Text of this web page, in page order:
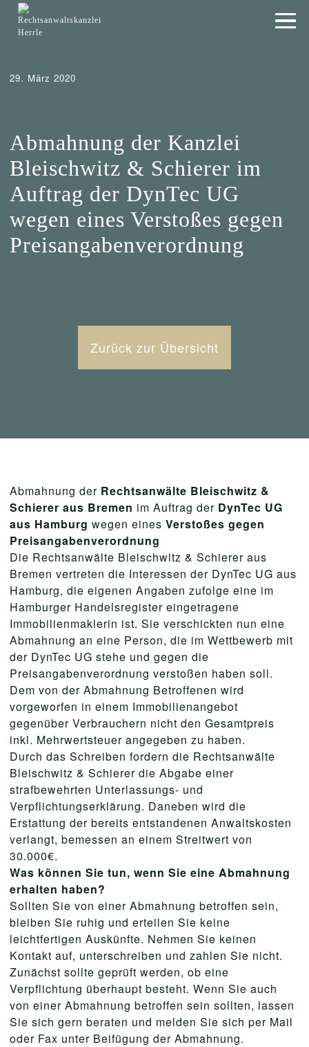
29. März 2020
Abmahnung der Kanzlei
Bleischwitz & Schierer im
Auftrag der DynTec UG
wegen eines Verstoßes gegen
Preisangabenverordnung
Zurück zur Übersicht
Abmahnung der Rechtsanwälte Bleischwitz &
Schierer aus Bremen im Auftrag der DynTec UG
aus Hamburg wegen eines Verstoßes gegen
Preisangabenverordnung
Die Rechtsanwälte Bleischwitz & Schierer aus
Bremen vertreten die Interessen der DynTec UG aus
Hamburg, die eigenen Angaben zufolge eine im
Hamburger Handelsregister eingetragene
Immobilienmaklerin ist. Sie verschickten nun eine
Abmahnung an eine Person, die im Wettbewerb mit
der DynTec UG stehe und gegen die
Preisangabenverordnung verstoßen haben soll.
Dem von der Abmahnung Betroffenen wird
vorgeworfen in einem Immobilienangebot
gegenüber Verbrauchern nicht den Gesamtpreis
inkl. Mehrwertsteuer angegeben zu haben.
Durch das Schreiben fordern die Rechtsanwälte
Bleischwitz & Schierer die Abgabe einer
strafbewehrten Unterlassungs- und
Verpflichtungserklärung. Daneben wird die
Erstattung der bereits entstandenen Anwaltskosten
verlangt, bemessen an einem Streitwert von
30.000€.
Was können Sie tun, wenn Sie eine Abmahnung
erhalten haben?
Sollten Sie von einer Abmahnung betroffen sein,
bleiben Sie ruhig und erteilen Sie keine
leichtfertigen Auskünfte. Nehmen Sie keinen
Kontakt auf, unterschreiben und zahlen Sie nicht.
Zunächst sollte geprüft werden, ob eine
Verpflichtung überhaupt besteht. Wenn Sie auch
von einer Abmahnung betroffen sein sollten, lassen
Sie sich gern beraten und melden Sie sich per Mail
oder Fax unter Beifügung der Abmahnung.